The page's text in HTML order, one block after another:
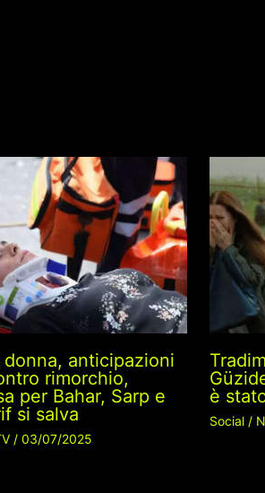
anticipazioni
rimorchio,
per Bahar, Sarp e
si salva
/ 03/07/2025
è
Social /